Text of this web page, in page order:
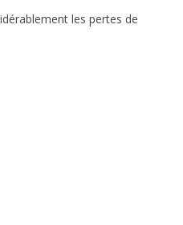
les pertes de